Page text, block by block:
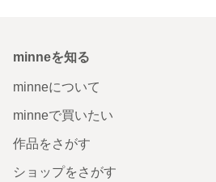
minneを知る
minneについて
minneで買いたい
作品をさがす
ショップをさがす